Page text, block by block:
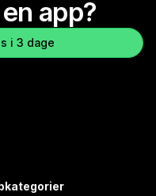
app?
i 3 dage